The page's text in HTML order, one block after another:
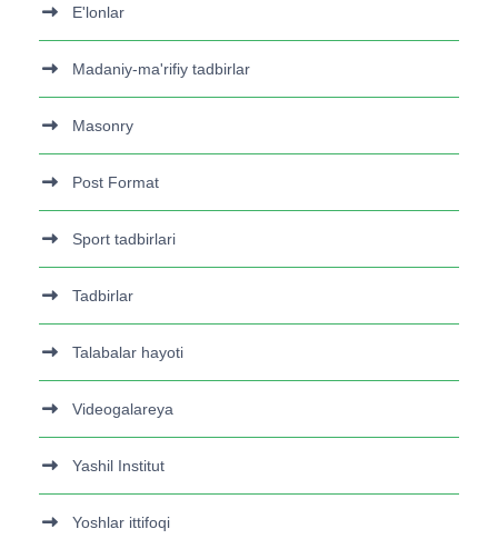
E'lonlar
Madaniy-ma'rifiy tadbirlar
Masonry
Post Format
Sport tadbirlari
Tadbirlar
Talabalar hayoti
Videogalareya
Yashil Institut
Yoshlar ittifoqi